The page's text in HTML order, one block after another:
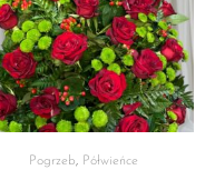
WYBIERZ OPCJE
Pogrzeb, Półwieńce